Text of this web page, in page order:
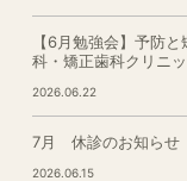
【6月勉強会】予防
科・矯正歯科クリニ
2026.06.22
7月 休診のお知らせ
2026.06.15